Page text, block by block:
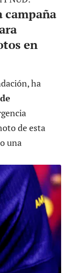
campaña
en
ha
de esta
una